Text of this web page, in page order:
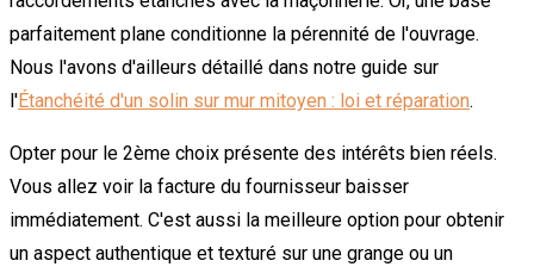
parfaitement plane conditionne la pérennité de l'ouvrage.
Nous l'avons d'ailleurs détaillé dans notre guide sur
l'Étanchéité d'un solin sur mur mitoyen : loi et réparation.
Opter pour le 2ème choix présente des intérêts bien réels.
Vous allez voir la facture du fournisseur baisser
immédiatement. C'est aussi la meilleure option pour obtenir
un aspect authentique et texturé sur une grange ou un